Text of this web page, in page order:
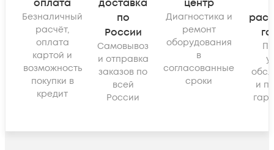
оплата
Безналичный
расчёт,
оплата
картой и
возможность
покупки в
кредит
доставка
по
России
Самовывоз
и отправка
заказов по
всей
России
центр
Диагностика и
ремонт
оборудования
в
согласованные
сроки
и